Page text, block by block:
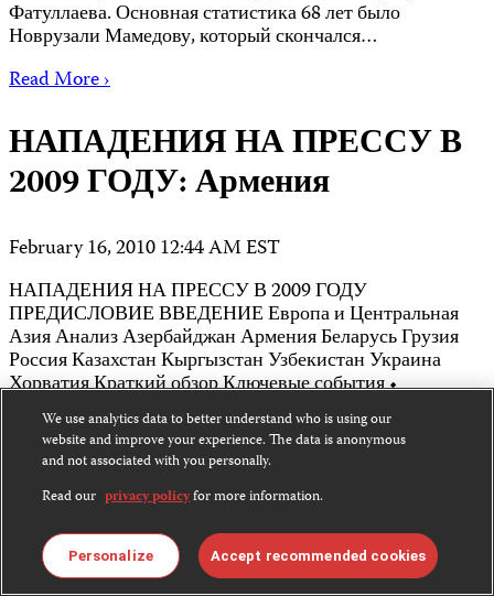
Фатуллаева. Основная статистика 68 лет было
Новрузали Мамедову, который скончался…
Read More ›
НАПАДЕНИЯ НА ПРЕССУ В
2009 ГОДУ: Армения
February 16, 2010 12:44 AM EST
НАПАДЕНИЯ НА ПРЕССУ В 2009 ГОДУ
ПРЕДИСЛОВИЕ ВВЕДЕНИЕ Европа и Центральная
Азия Анализ Азербайджан Армения Беларусь Грузия
Россия Казахстан Кыргызстан Узбекистан Украина
Хорватия Краткий обзор Ключевые события •
Вещательные СМИ переходят под контроль
правительства или лояльных ему лиц. •Сообщается о
многочисленных нападениях, но полиция фактически
бездействует. Основная статистика 12 заявлений о
выдаче лицензии на вещание…
Read More ›
We use analytics data to better understand who is using our
website and improve your experience. The data is anonymous
and not associated with you personally.
Read our privacy policyfor more information.
Personalize Accept recommended cookies